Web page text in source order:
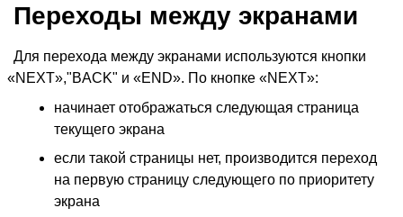
Переходы между экранами
Для перехода между экранами используются кнопки
«NEXT»,"BACK" и «END». По кнопке «NEXT»:
начинает отображаться следующая страница
текущего экрана
если такой страницы нет, производится переход
на первую страницу следующего по приоритету
экрана